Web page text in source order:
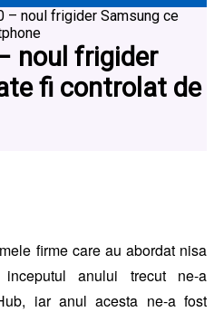
– noul frigider Samsung ce
noul frigider
fi controlat de
firme care au abordat nisa
anului trecut ne-a
iar anul acesta ne-a fost